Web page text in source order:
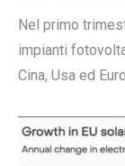
Nel primo
impianti
Cina, Usa ed